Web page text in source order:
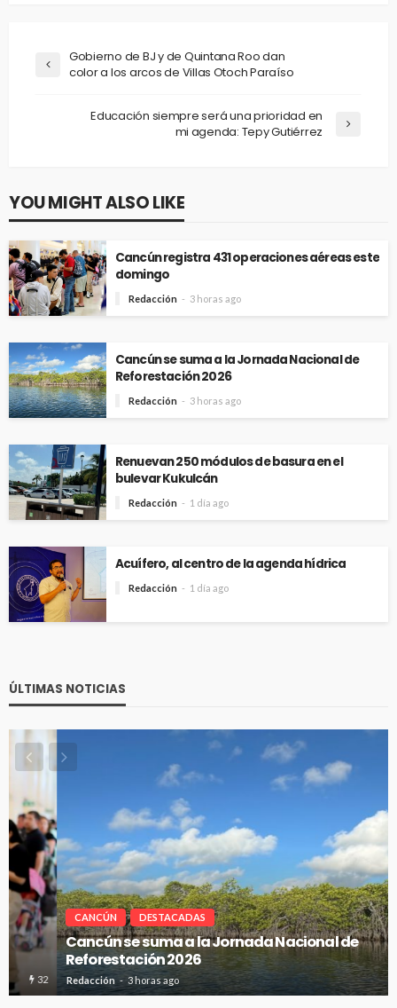
Gobierno de BJ y de Quintana Roo dan
color a los arcos de Villas Otoch Paraíso
Educación siempre será una prioridad en
mi agenda: Tepy Gutiérrez
YOU MIGHT ALSO LIKE
Cancún registra 431 operaciones aéreas este
domingo
Redacción 3 horas ago
Cancún se suma a la Jornada Nacional de
Reforestación 2026
Redacción 3 horas ago
Renuevan 250 módulos de basura en el
bulevar Kukulcán
Redacción 1 día ago
Acuífero, al centro de la agenda hídrica
Redacción 1 día ago
ÚLTIMAS NOTICIAS
CANCÚN DESTACADAS
Cancún se suma a la Jornada Nacional de
Reforestación 2026
Redacción 3 horas ago 19